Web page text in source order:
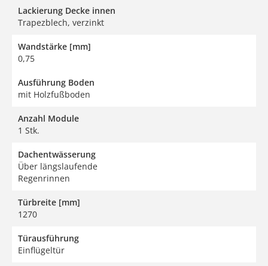
Lackierung Decke innen
Trapezblech, verzinkt
Wandstärke [mm]
0,75
Ausführung Boden
mit Holzfußboden
Anzahl Module
1 Stk.
Dachentwässerung
Über längslaufende
Regenrinnen
Türbreite [mm]
1270
Türausführung
Einflügeltür